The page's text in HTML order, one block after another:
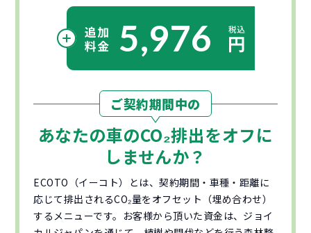
5,976
ご契約期間中の
あなたの車のCO₂排出をオフに
しませんか？
ECOTO（イーコト）とは、契約期間・車種・距離に
応じて排出されるCO₂量をオフセット（埋め合わせ）
するメニューです。お客様から頂いた資金は、ジョイ